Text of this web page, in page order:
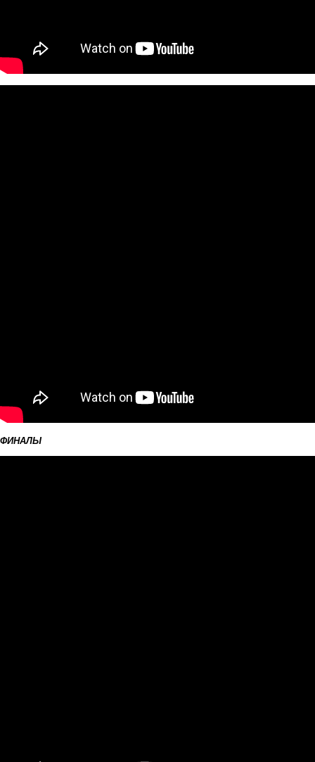
ФИНАЛЫ